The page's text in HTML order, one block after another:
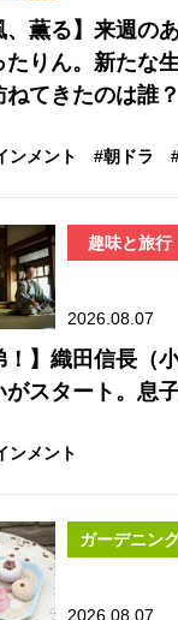
薫る】来週の
たりん。新たな
ねてきたのは誰
ンメント #朝ドラ
趣味と旅行
2026.08.07
！】織田信長（
スタート。息子
ンメント
ガーデニン
2026.08.07